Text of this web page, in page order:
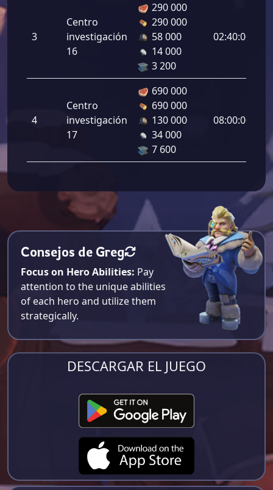
3
Centro
investigación
16
290 000
290 000
58 000
14 000
3 200
02:40:00
4
Centro
investigación
17
690 000
690 000
130 000
34 000
7 600
08:00:00
Consejos de Greg
Focus on Hero Abilities: Pay
attention to the unique abilities
of each hero and utilize them
strategically.
DESCARGAR EL JUEGO